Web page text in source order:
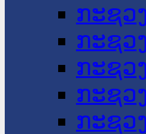
ກະຊວ
ກະຊວ
ກະຊວ
ກະຊວ
ກະຊວ